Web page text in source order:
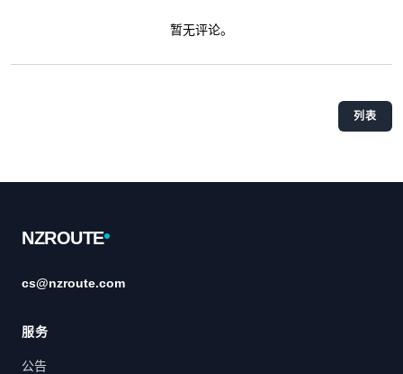
暂无评论。
列表
NZROUTE
cs@nzroute.com
服务
公告